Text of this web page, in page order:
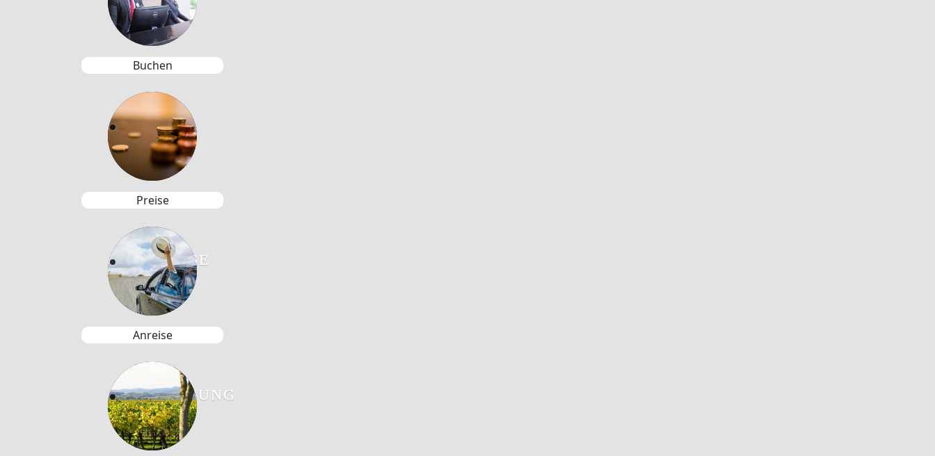
Buchen
PREISE
Preise
ANREISE
Anreise
UMGEBUNG